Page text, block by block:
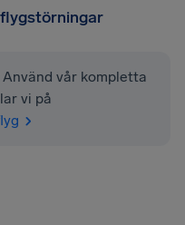
vår kompletta
vi på